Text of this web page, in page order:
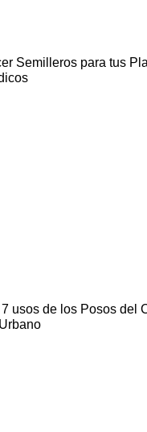
Semilleros para tus
usos de los Posos del